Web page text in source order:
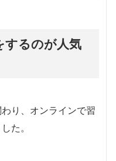
するのが人気
り、オンラインで習
た。